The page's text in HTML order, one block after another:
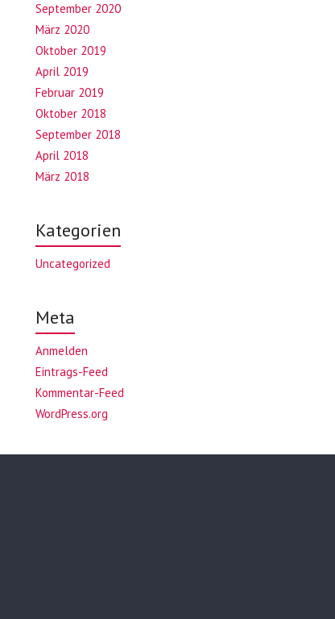
September 2020
März 2020
Oktober 2019
April 2019
Februar 2019
Oktober 2018
September 2018
April 2018
März 2018
Kategorien
Uncategorized
Meta
Anmelden
Eintrags-Feed
Kommentar-Feed
WordPress.org